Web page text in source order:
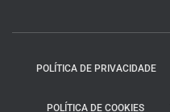
POLÍTICA DE PRIVACIDADE
POLÍTICA DE COOKIES